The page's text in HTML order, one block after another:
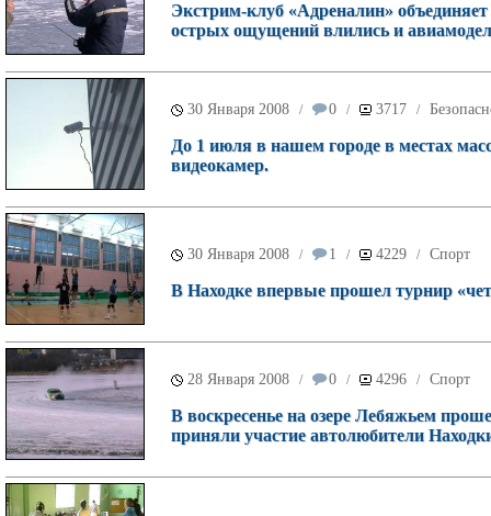
Экстрим-клуб «Адреналин»
острых ощущений влились и
30 Января 2008 / 0 / 3717 /
До 1 июля в нашем городе в местах
видеокамер.
30 Января 2008 / 1 / 4229 / Спорт
В Находке впервые прошел турнир
28 Января 2008 / 0 / 4296 / Спорт
В воскресенье на озере Лебяжьем
приняли участие автолюбители